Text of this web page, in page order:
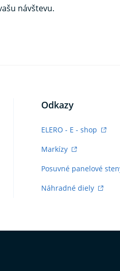
návštevu.
Odkazy
ELERO - E - shop
Markízy
Posuvné panelové
Náhradné diely